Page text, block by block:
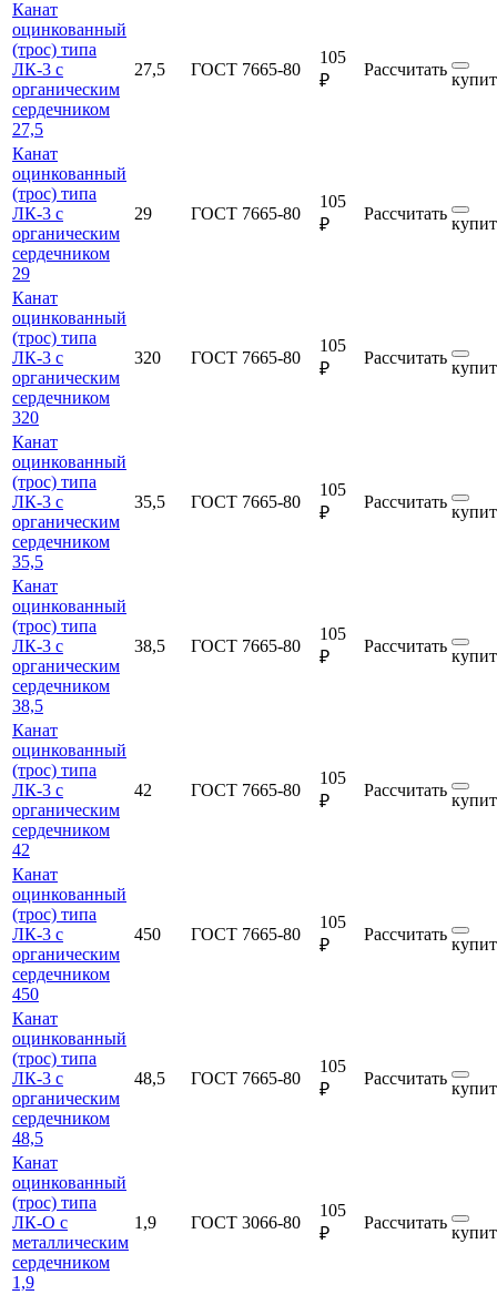
Канат
оцинкованный
(трос) типа
ЛК-3 с
органическим
сердечником
27,5
27,5 ГОСТ 7665-80
105
₽
Рассчитать
Канат
оцинкованный
(трос) типа
ЛК-3 с
органическим
сердечником
29
29 ГОСТ 7665-80
105
₽
Рассчитать
Канат
оцинкованный
(трос) типа
ЛК-3 с
органическим
сердечником
320
320 ГОСТ 7665-80
105
₽
Рассчитать
Канат
оцинкованный
(трос) типа
ЛК-3 с
органическим
сердечником
35,5
35,5 ГОСТ 7665-80
105
₽
Рассчитать
Канат
оцинкованный
(трос) типа
ЛК-3 с
органическим
сердечником
38,5
38,5 ГОСТ 7665-80
105
₽
Рассчитать
Канат
оцинкованный
(трос) типа
ЛК-3 с
органическим
сердечником
42
42 ГОСТ 7665-80
105
₽
Рассчитать
Канат
оцинкованный
(трос) типа
ЛК-3 с
органическим
сердечником
450
450 ГОСТ 7665-80
105
₽
Рассчитать
Канат
оцинкованный
(трос) типа
ЛК-3 с
органическим
сердечником
48,5
48,5 ГОСТ 7665-80
105
₽
Рассчитать
Канат
оцинкованный
(трос) типа
ЛК-О с
металлическим
сердечником
1,9
1,9 ГОСТ 3066-80
105
₽
Рассчитать